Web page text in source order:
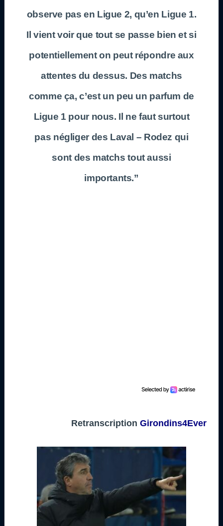
observe pas en Ligue 2, qu’en Ligue 1.
Il vient voir que tout se passe bien et si
potentiellement on peut répondre aux
attentes du dessus. Des matchs
comme ça, c’est un peu un parfum de
Ligue 1 pour nous. Il ne faut surtout
pas négliger des Laval – Rodez qui
sont des matchs tout aussi
importants.”
Retranscription Girondins4Ever